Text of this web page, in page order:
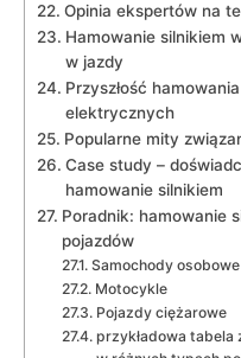
Opinia ekspertów na
Hamowanie silnikiem
w jazdy
Przyszłość
elektrycznych
Popularne mity
Case study –
hamowanie silnikiem
Poradnik: hamowanie
pojazdów
Samochody osobowe
Motocykle
Pojazdy ciężarowe
przykładowa tabela